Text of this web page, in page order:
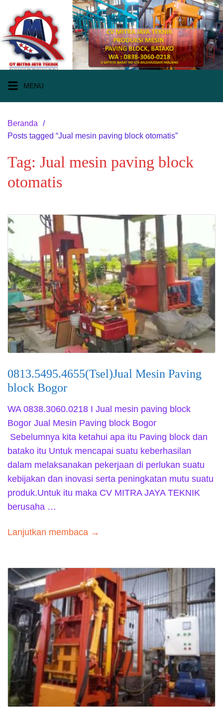
konten
MENU
Beranda
Posts tagged “Jual mesin paving block otomatis”
Tag: Jual mesin paving block
otomatis
0813.5495.4655(Tsel)Jual Mesin Paving
block Bogor
WA 0838.3060.0218 I Jual mesin paving block
Bogor Jual Mesin Paving block Bogor
Sebelumnya kita ketahui apa itu Paving block dan
batako itu Untuk mencapai suatu keberhasilan
dalam melaksanakan pekerjaan di perlukan suatu
kebijakan dan inovasi serta peningkatan mutu suatu
produk.Untuk itu maka CV MITRA JAYA TEKNIK
berusaha …
Lanjutkan membaca →